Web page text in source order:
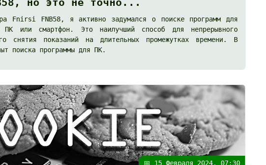
Fnirsi FNB58, я активно задумался о поиске программ для
ПК или смартфон. Это наилучший способ для непрерывного
снятия показаний на длительных промежутках времени. В
поиска программы для ПК.
📅 15 Февраля 2024, 07:30